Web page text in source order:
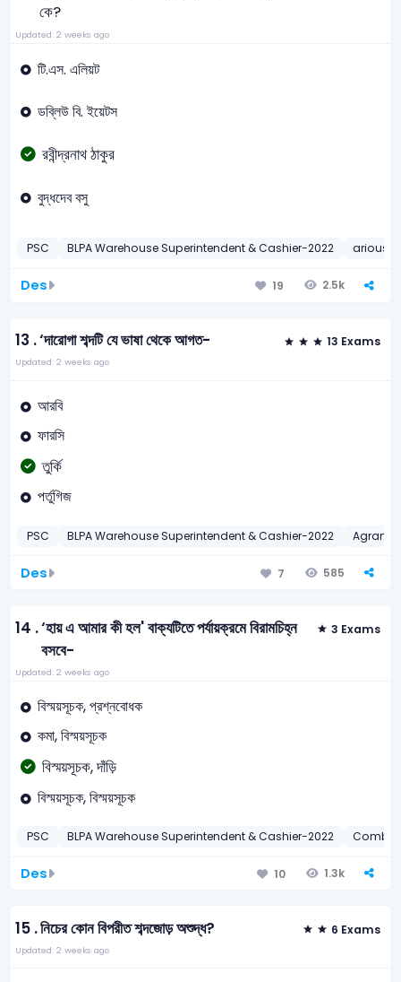
কে?
Updated: 2 weeks ago
টি.এস. এলিয়ট
ডব্লিউ বি. ইয়েটস
রবীন্দ্রনাথ ঠাকুর
বুদ্ধদেব বসু
PSC BLPA Warehouse Superintendent & Cashier-2022 arious
Des 19 2.5k
13 .‘দারোগা শব্দটি যে ভাষা থেকে আগত- 13 Exams
Updated: 2 weeks ago
আরবি
ফারসি
তুর্কি
পর্তুগিজ
PSC BLPA Warehouse Superintendent & Cashier-2022 Agrani
Des 7 585
14 .‘হায় এ আমার কী হল' বাক্যটিতে পর্যায়ক্রমে বিরামচিহ্ন
বসবে-
3 Exams
Updated: 2 weeks ago
বিস্ময়সূচক, প্রশ্নবোধক
কমা, বিস্ময়সূচক
বিস্ময়সূচক, দাঁড়ি
বিস্ময়সূচক, বিস্ময়সূচক
PSC BLPA Warehouse Superintendent & Cashier-2022
Des 10 1.3k
15 .নিচের কোন বিপরীত শব্দজোড় অশুদ্ধ? 6 Exams
Updated: 2 weeks ago